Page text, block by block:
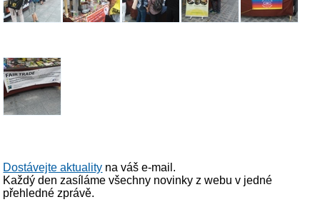
Dostávejte aktuality na váš e-mail.
Každý den zasíláme všechny novinky z webu v jedné
přehledné zprávě.